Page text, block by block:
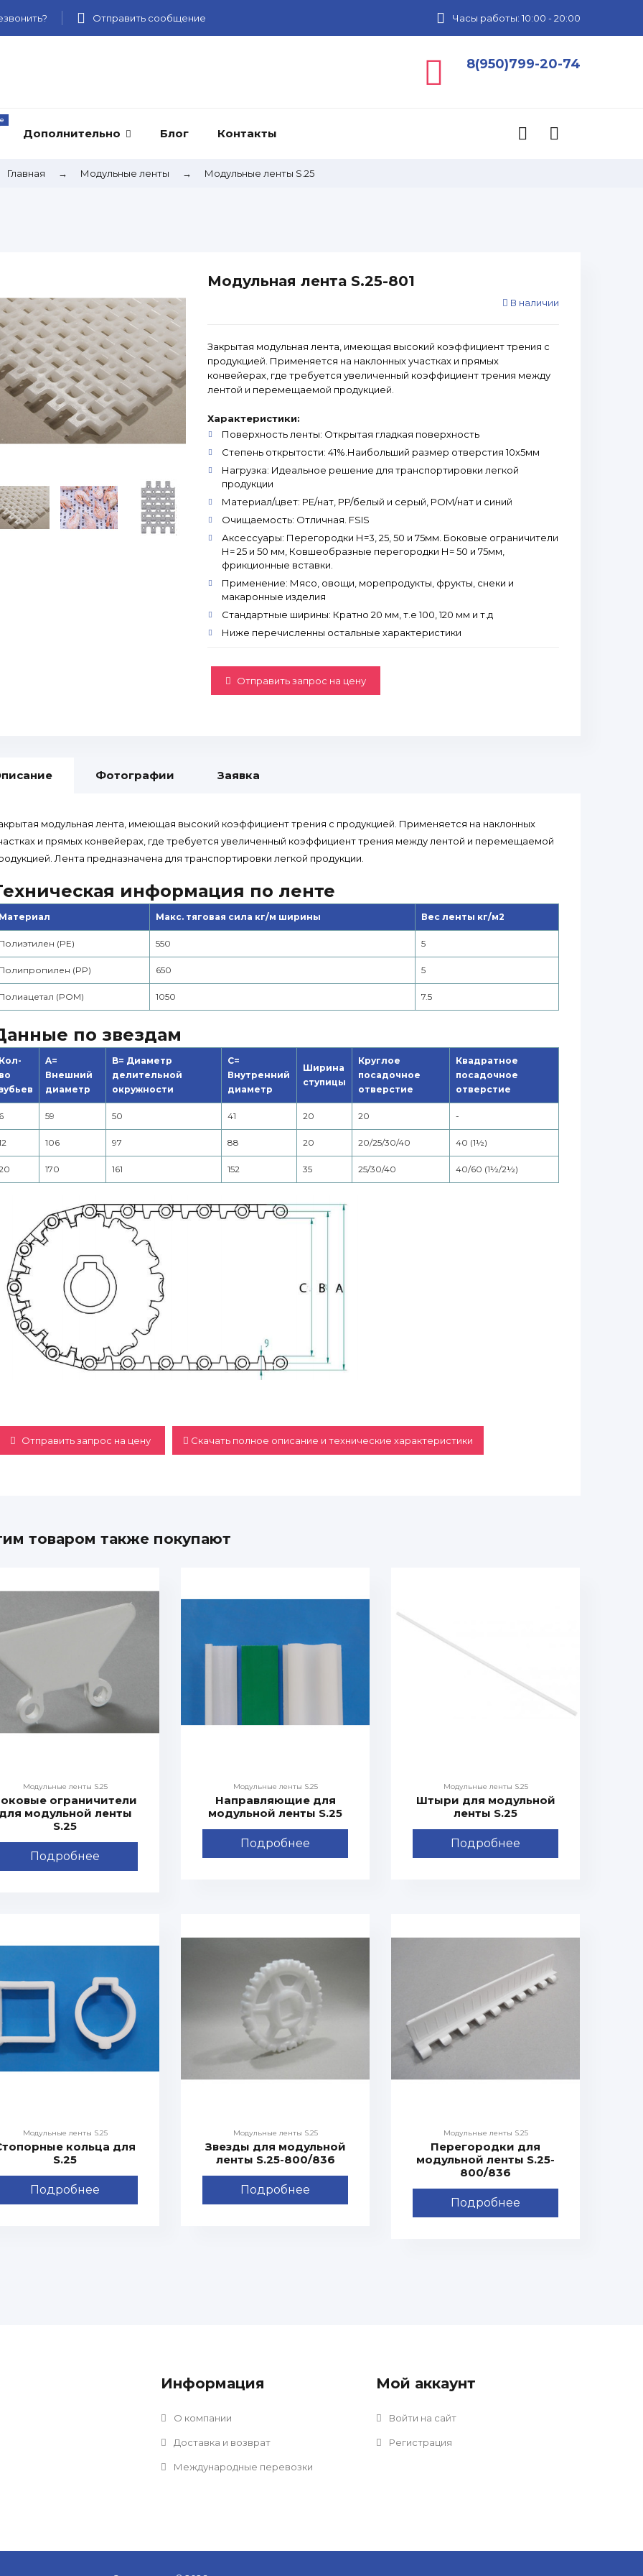
Отправить сообщение Часы работы: 10:00 - 20:00
8(950)799-20-74
Дополнительно Блог Контакты
Главная → Модульные ленты → Модульные ленты S.25
Модульная лента S.25-801
В наличии
Закрытая модульная лента, имеющая высокий коэффициент трения с
продукцией. Применяется на наклонных участках и прямых
конвейерах, где требуется увеличенный коэффициент трения между
лентой и перемещаемой продукцией.
Характеристики:
Поверхность ленты: Открытая гладкая поверхность
Степень открытости: 41%.Наибольший размер отверстия 10x5мм
Нагрузка: Идеальное решение для транспортировки легкой
продукции
Материал/цвет: PE/нат, PP/белый и серый, POM/нат и синий
Очищаемость: Отличная. FSIS
Аксессуары: Перегородки Н=3, 25, 50 и 75мм. Боковые ограничители
Н= 25 и 50 мм, Ковшеобразные перегородки Н= 50 и 75мм,
фрикционные вставки.
Применение: Мясо, овощи, морепродукты, фрукты, снеки и
макаронные изделия
Стандартные ширины: Кратно 20 мм, т.е 100, 120 мм и т.д
Ниже перечисленны остальные характеристики
Отправить запрос на цену
Фотографии Заявка
модульная лента, имеющая высокий коэффициент трения с продукцией. Применяется на наклонных
и прямых конвейерах, где требуется увеличенный коэффициент трения между лентой и перемещаемой
Лента предназначена для транспортировки легкой продукции.
информация по ленте
Макс. тяговая сила кг/м ширины Вес ленты кг/м2
(PE) 550 5
(PP) 650 5
(POM) 1050 7.5
по звездам
A=
Внешний
диаметр
B= Диаметр
делительной
окружности
C=
Внутренний
диаметр
Ширина
ступицы
Круглое
посадочное
отверстие
Квадратное
посадочное
отверстие
59 50 41 20 20 -
106 97 88 20 20/25/30/40 40 (1½)
170 161 152 35 25/30/40 40/60 (1½/2½)
Отправить запрос на цену Скачать полное описание и технические характеристики
товаром также покупают
Модульные ленты S.25
ограничители
модульной ленты
S.25
Подробнее
Модульные ленты S.25
Направляющие для
модульной ленты S.25
Подробнее
Модульные ленты S.25
Штыри для модульной
ленты S.25
Подробнее
Модульные ленты S.25
кольца для
S.25
Подробнее
Модульные ленты S.25
Звезды для модульной
ленты S.25-800/836
Подробнее
Модульные ленты S.25
Перегородки для
модульной ленты S.25-
800/836
Подробнее
Информация
О компании
Доставка и возврат
Международные перевозки
Мой аккаунт
Войти на сайт
Регистрация